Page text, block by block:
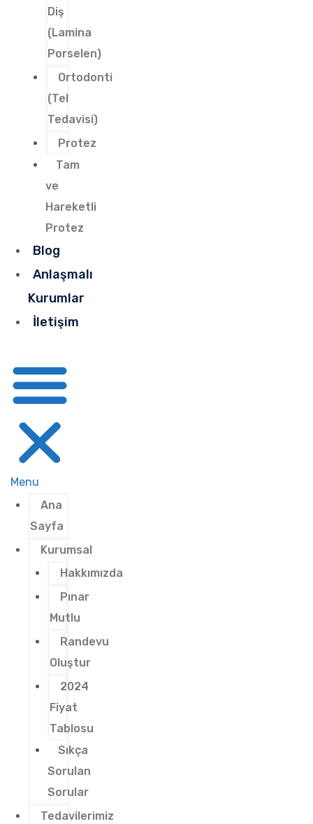
Diş
(Lamina
Porselen)
Ortodonti
(Tel
Tedavisi)
Protez
Tam
ve
Hareketli
Protez
Blog
Anlaşmalı
Kurumlar
İletişim
Menu
Ana
Sayfa
Kurumsal
Hakkımızda
Pınar
Mutlu
Randevu
Oluştur
2024
Fiyat
Tablosu
Sıkça
Sorulan
Sorular
Tedavilerimiz